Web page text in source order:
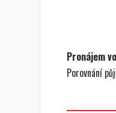
Pronájem
Porovnání